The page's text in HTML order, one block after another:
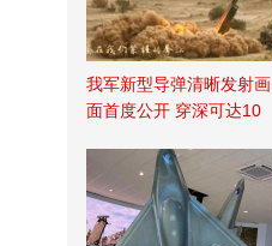
我军新型导弹清晰发射画
面首度公开 穿深可达10